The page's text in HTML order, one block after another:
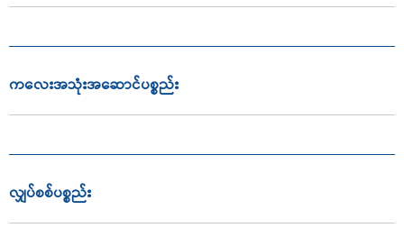
ကလေးအသုံးအဆောင်ပစ္စည်း
လျှပ်စစ်ပစ္စည်း